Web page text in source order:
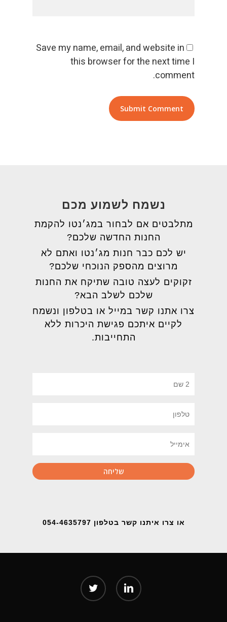
Save my name, email, and website in
this browser for the next time I
comment.
נשמח לשמוע מכם
מתלבטים אם לבחור במג׳נטו להקמת
החנות החדשה שלכם?
יש לכם כבר חנות מג׳נטו ואתם לא
מרוצים מהספק הנוכחי שלכם?
זקוקים לעצה טובה שתיקח את החנות
שלכם לשלב הבא?
צרו אתנו קשר במייל או בטלפון ונשמח
לקיים איתכם פגישת היכרות ללא
התחייבות.
או צרו איתנו קשר בטלפון 054-4635797
twitter linkedin